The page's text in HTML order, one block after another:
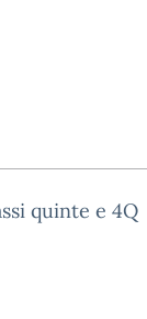
quinte e 4Q